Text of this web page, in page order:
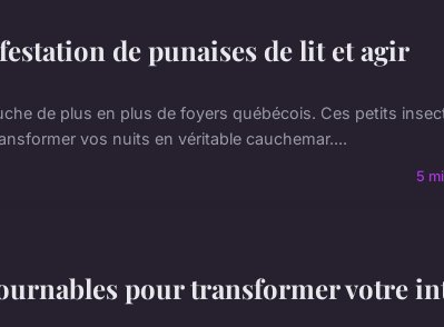
de punaises de lit et agir
de plus en plus de foyers québécois. Ces petits
vos nuits en véritable cauchemar....
5
pour transformer votre